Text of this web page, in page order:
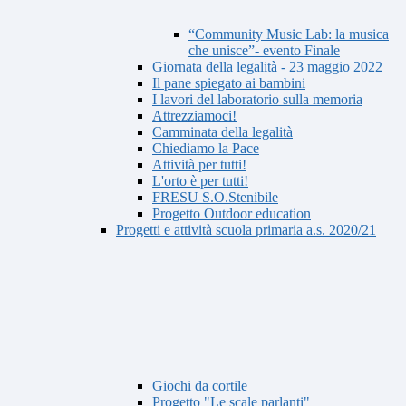
“Community Music Lab: la musica
che unisce”- evento Finale
Giornata della legalità - 23 maggio 2022
Il pane spiegato ai bambini
I lavori del laboratorio sulla memoria
Attrezziamoci!
Camminata della legalità
Chiediamo la Pace
Attività per tutti!
L'orto è per tutti!
FRESU S.O.Stenibile
Progetto Outdoor education
Progetti e attività scuola primaria a.s. 2020/21
Giochi da cortile
Progetto "Le scale parlanti"